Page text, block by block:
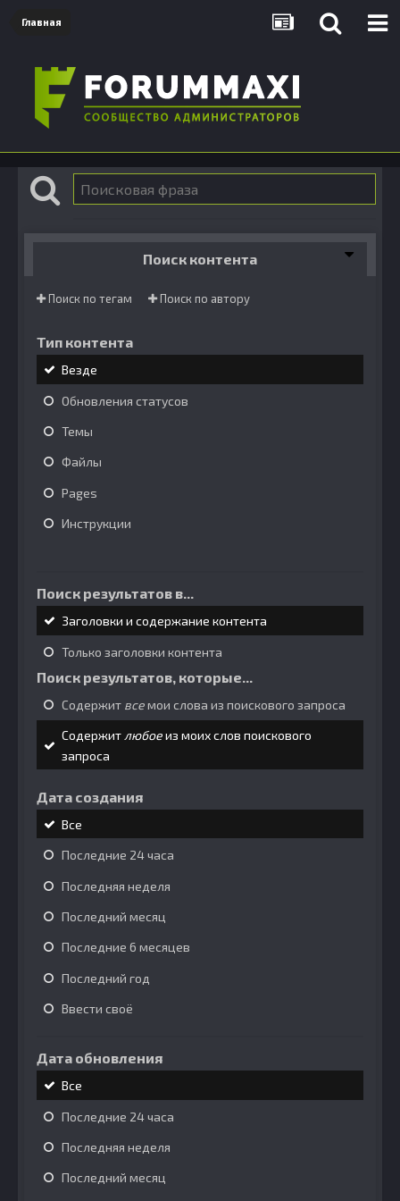
Главная
Поиск контента
Поиск по тегам Поиск по автору
Тип контента
Везде
Обновления статусов
Темы
Файлы
Pages
Инструкции
Поиск результатов в...
Заголовки и содержание контента
Только заголовки контента
Поиск результатов, которые...
Содержит всемои слова из поискового запроса
Содержитлюбоеиз моих слов поискового
запроса
Дата создания
Все
Последние 24 часа
Последняя неделя
Последний месяц
Последние 6 месяцев
Последний год
Ввести своё
Дата обновления
Все
Последние 24 часа
Последняя неделя
Последний месяц